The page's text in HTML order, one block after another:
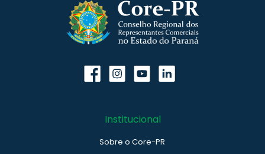
Institucional
Sobre o Core-PR